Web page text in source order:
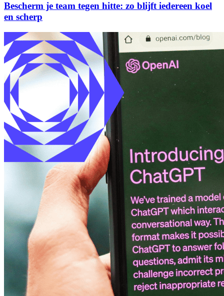
Bescherm je team tegen hitte: zo blijft iedereen koel
en scherp